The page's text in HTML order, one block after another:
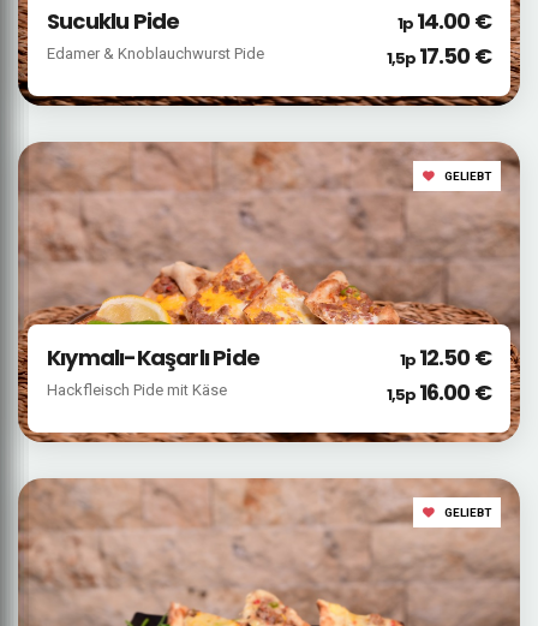
Sucuklu Pide
Edamer & Knoblauchwurst Pide
1p 14.00 €
1,5p 17.50 €
GELIEBT
Kıymalı-Kaşarlı Pide
Hackfleisch Pide mit Käse
1p 12.50 €
1,5p 16.00 €
GELIEBT